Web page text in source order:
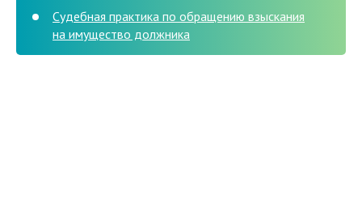
Судебная практика по обращению взыскания
на имущество должника